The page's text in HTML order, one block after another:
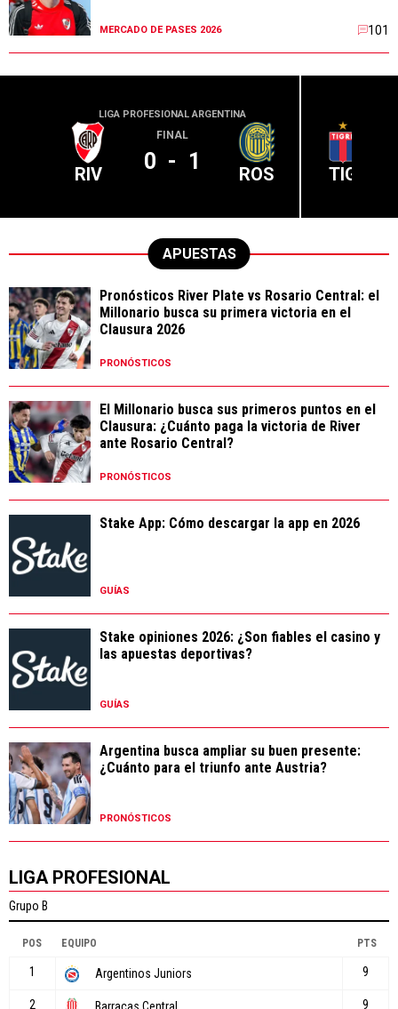
MERCADO DE PASES 2026 101
LIGA PROFESIONAL ARGENTINA
RIV
FINAL
0 - 1 ROS TIG
APUESTAS
Pronósticos River Plate vs Rosario Central: el
Millonario busca su primera victoria en el
Clausura 2026
PRONÓSTICOS
El Millonario busca sus primeros puntos en el
Clausura: ¿Cuánto paga la victoria de River
ante Rosario Central?
PRONÓSTICOS
Stake App: Cómo descargar la app en 2026
GUÍAS
Stake opiniones 2026: ¿Son fiables el casino y
las apuestas deportivas?
GUÍAS
Argentina busca ampliar su buen presente:
¿Cuánto para el triunfo ante Austria?
PRONÓSTICOS
LIGA PROFESIONAL